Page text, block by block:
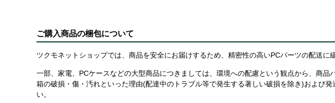
ご購入商品の梱包について
ツクモネットショップでは、商品を安全にお届けするため、精密性の高いPCパーツの配送
一部、家電、PCケースなどの大型商品につきましては、環境への配慮という観点から、商
箱の破損・傷・汚れといった理由(配達中のトラブル等で発生する著しい破損を除き)および
い。